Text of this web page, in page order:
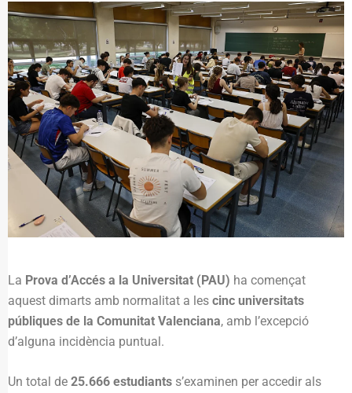
La Prova d’Accés a la Universitat (PAU) ha començat
aquest dimarts amb normalitat a les cinc universitats
públiques de la Comunitat Valenciana, amb l’excepció
d’alguna incidència puntual.
Un total de 25.666 estudiants s’examinen per accedir als